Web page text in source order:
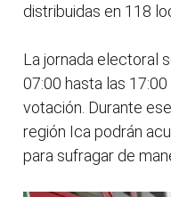
distribuidas en 118
La jornada electoral
07:00 hasta las
votación. Durante
región Ica podrán
para sufragar de